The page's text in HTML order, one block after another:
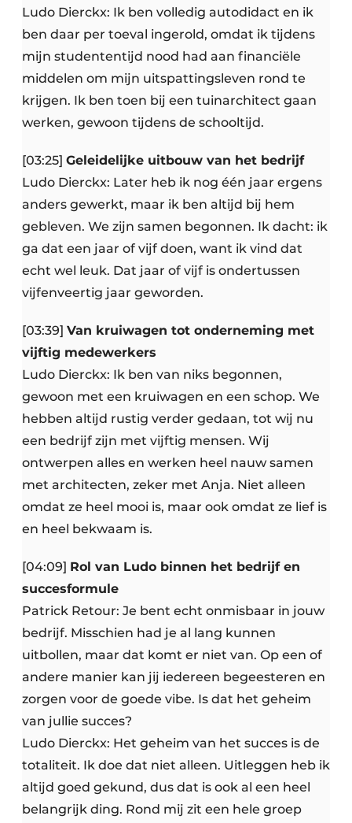
Ludo Dierckx: Ik ben volledig autodidact en ik
ben daar per toeval ingerold, omdat ik tijdens
mijn studententijd nood had aan financiële
middelen om mijn uitspattingsleven rond te
krijgen. Ik ben toen bij een tuinarchitect gaan
werken, gewoon tijdens de schooltijd.
[03:25] Geleidelijke uitbouw van het bedrijf
Ludo Dierckx: Later heb ik nog één jaar ergens
anders gewerkt, maar ik ben altijd bij hem
gebleven. We zijn samen begonnen. Ik dacht: ik
ga dat een jaar of vijf doen, want ik vind dat
echt wel leuk. Dat jaar of vijf is ondertussen
vijfenveertig jaar geworden.
[03:39] Van kruiwagen tot onderneming met
vijftig medewerkers
Ludo Dierckx: Ik ben van niks begonnen,
gewoon met een kruiwagen en een schop. We
hebben altijd rustig verder gedaan, tot wij nu
een bedrijf zijn met vijftig mensen. Wij
ontwerpen alles en werken heel nauw samen
met architecten, zeker met Anja. Niet alleen
omdat ze heel mooi is, maar ook omdat ze lief is
en heel bekwaam is.
[04:09] Rol van Ludo binnen het bedrijf en
succesformule
Patrick Retour: Je bent echt onmisbaar in jouw
bedrijf. Misschien had je al lang kunnen
uitbollen, maar dat komt er niet van. Op een of
andere manier kan jij iedereen begeesteren en
zorgen voor de goede vibe. Is dat het geheim
van jullie succes?
Ludo Dierckx: Het geheim van het succes is de
totaliteit. Ik doe dat niet alleen. Uitleggen heb ik
altijd goed gekund, dus dat is ook al een heel
belangrijk ding. Rond mij zit een hele groep